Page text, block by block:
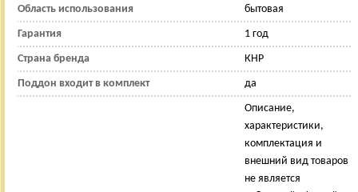
Область использования бытовая
Гарантия 1 год
Страна бренда КНР
Поддон входит в комплект да
Описание,
характеристики,
комплектация и
внешний вид товаров
не является